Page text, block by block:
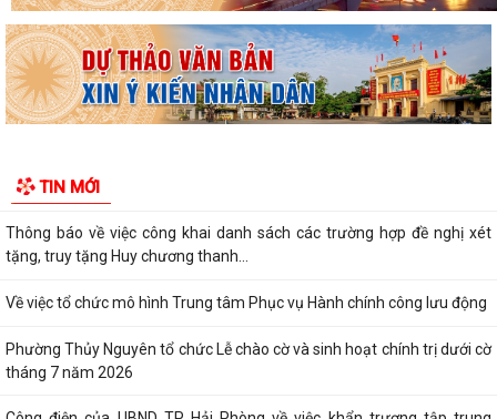
TIN MỚI
Thông báo về việc công khai danh sách các trường hợp đề nghị xét
tặng, truy tặng Huy chương thanh...
Về việc tổ chức mô hình Trung tâm Phục vụ Hành chính công lưu động
Phường Thủy Nguyên tổ chức Lễ chào cờ và sinh hoạt chính trị dưới cờ
Công điện của UBND TP Hải Phòng về việc khẩn trương tập trung
phòng chống bão số 1 (bão MAYSAK) và...
THU NHẬN MẪU ADN THÂN NHÂN LIỆT SĨ CHƯA XÁC ĐỊNH DANH TÍNH
phường Thủy Nguyên 6 tháng cuối...